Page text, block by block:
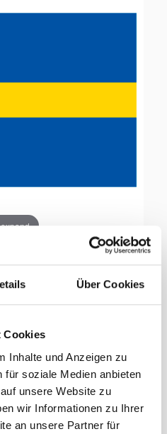
Über Cookies
Cookies
Inhalte und Anzeigen zu
für soziale Medien anbieten
unsere Website zu
wir Informationen zu Ihrer
an unsere Partner für
cm
Lieferzeit Tage:ca. 5-7 Arbeitstage